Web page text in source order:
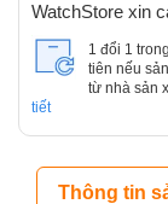
WatchStore xin
1 đổi 1
tiên nếu
từ nhà sản
tiết
Thông tin